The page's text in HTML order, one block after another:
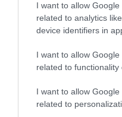
I want to allow
related to analytics
device identifiers in
I want to allow
related to functionality
I want to allow
related to
Μητσοτάκης: “Η
παραγωγικής
προτεραιότητα
ανταγωνιστική,
Συνεδρίασε η